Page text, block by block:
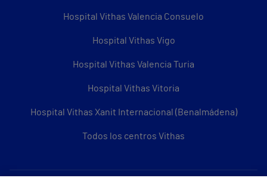
Hospital Vithas Valencia Consuelo
Hospital Vithas Vigo
Hospital Vithas Valencia Turia
Hospital Vithas Vitoria
Hospital Vithas Xanit Internacional (Benalmádena)
Todos los centros Vithas